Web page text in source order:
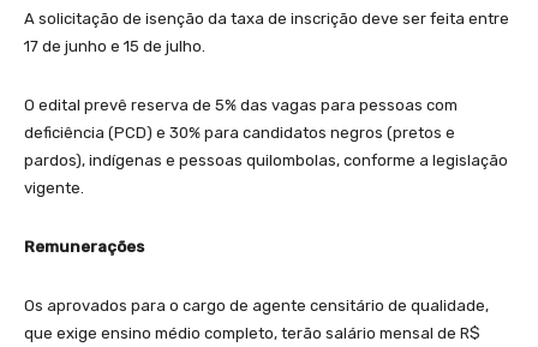
A solicitação de isenção da taxa de inscrição deve ser feita entre
17 de junho e 15 de julho.
O edital prevê reserva de 5% das vagas para pessoas com
deficiência (PCD) e 30% para candidatos negros (pretos e
pardos), indígenas e pessoas quilombolas, conforme a legislação
vigente.
Remunerações
Os aprovados para o cargo de agente censitário de qualidade,
que exige ensino médio completo, terão salário mensal de R$